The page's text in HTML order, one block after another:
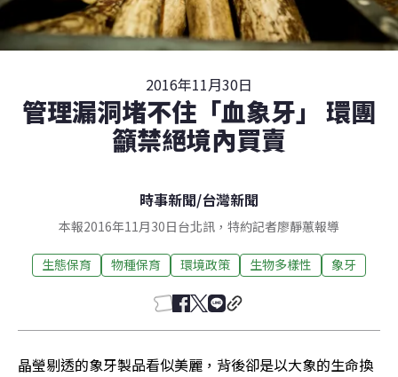
2016年11月30日
管理漏洞堵不住「血象牙」 環團
籲禁絕境內買賣
時事新聞/台灣新聞
本報2016年11月30日台北訊，特約記者廖靜蕙報導
生態保育 物種保育 環境政策 生物多樣性 象牙
晶瑩剔透的象牙製品看似美麗，背後卻是以大象的生命換